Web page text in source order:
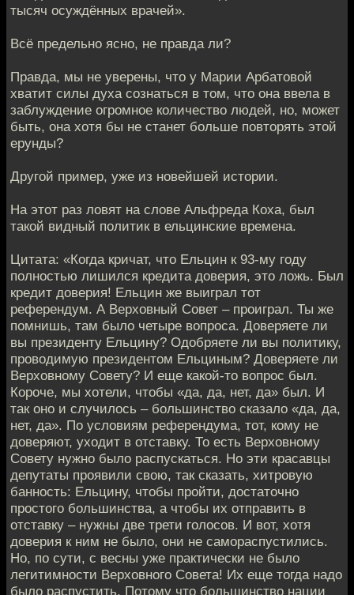
тысяч осуждённых врачей».
Всё предельно ясно, не правда ли?
Правда, мы не уверены, что у Марии Арбатовой
хватит силы духа сознаться в том, что она ввела в
заблуждение огромное количество людей, но, может
быть, она хотя бы не станет больше повторять этой
ерунды?
Другой пример, уже из новейшей истории.
На этот раз ловят на слове Альфреда Коха, был
такой видный политик в ельцинские времена.
Цитата: «Когда кричат, что Ельцин к 93-му году
полностью лишился кредита доверия, это ложь. Был
кредит доверия! Ельцин же выиграл тот
референдум. А Верховный Совет – проиграл. Ты же
помнишь, там было четыре вопроса. Доверяете ли
вы президенту Ельцину? Одобряете ли вы политику,
проводимую президентом Ельциным? Доверяете ли
Верховному Совету? И еще какой-то вопрос был.
Короче, мы хотели, чтобы «да, да, нет, да» был. И
так оно и случилось – большинство сказало «да, да,
нет, да». По условиям референдума, тот, кому не
доверяют, уходит в отставку. То есть Верховному
Совету нужно было распускаться. Но эти красавцы
депутаты проявили свою, так сказать, хитровую
банность: Ельцину, чтобы пройти, достаточно
простого большинства, а чтобы их отправить в
отставку – нужны две трети голосов. И вот, хотя
доверия к ним не было, они не самораспустились.
Но, по сути, с весны уже практически не было
легитимности Верховного Совета! Их еще тогда надо
было распустить. Потому что большинство нации